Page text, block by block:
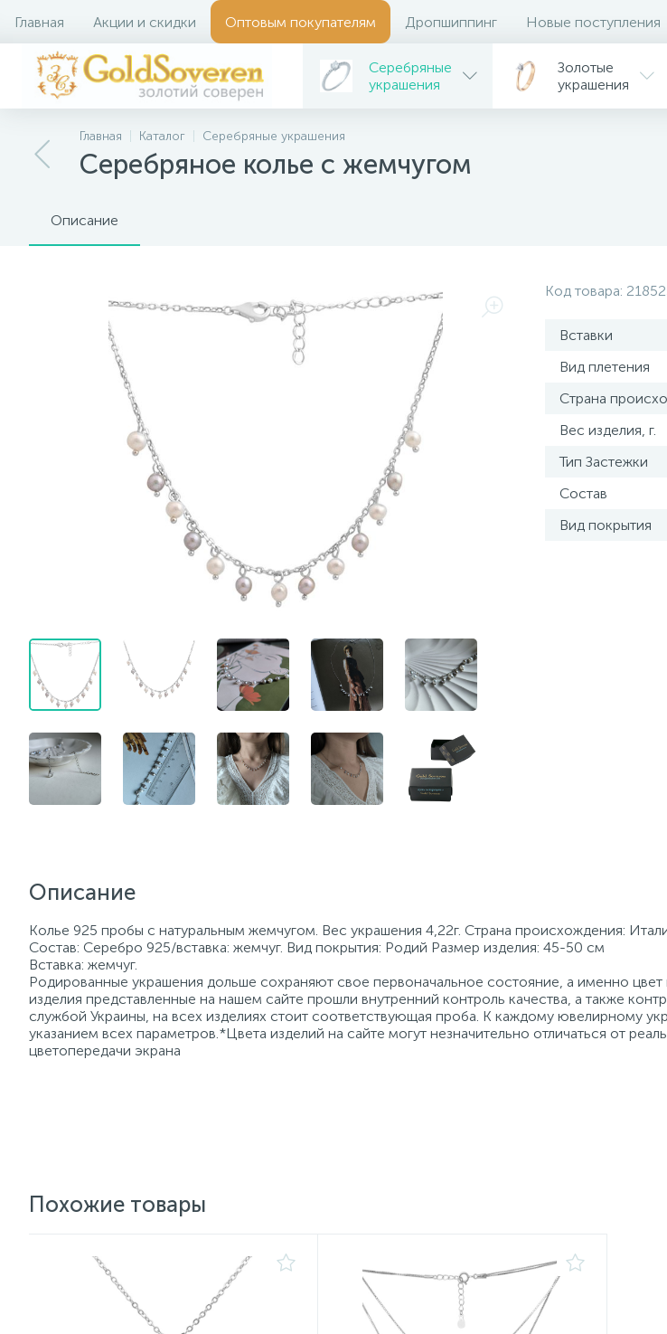
Главная Акции и скидки Оптовым покупателям Дропшиппинг Новые поступления
Серебряные
украшения
Золотые
украшения
Главная Каталог Серебряные украшения
Серебряное колье с жемчугом
Описание
Код товара:
Вставки
Вид плетения
Страна
Вес изделия, г.
Тип Застежки
Состав
Вид покрытия
Описание
Колье 925 пробы с натуральным жемчугом. Вес украшения 4,22г. Страна происхождения:
Состав: Серебро 925/вставка: жемчуг. Вид покрытия: Родий Размер изделия: 45-50 см
Вставка: жемчуг.
Родированные украшения дольше сохраняют свое первоначальное состояние, а именно
изделия представленные на нашем сайте прошли внутренний контроль качества, а также
службой Украины, на всех изделиях стоит соответствующая проба. К каждому ювелирному
указанием всех параметров.*Цвета изделий на сайте могут незначительно отличаться от
цветопередачи экрана
Похожие товары